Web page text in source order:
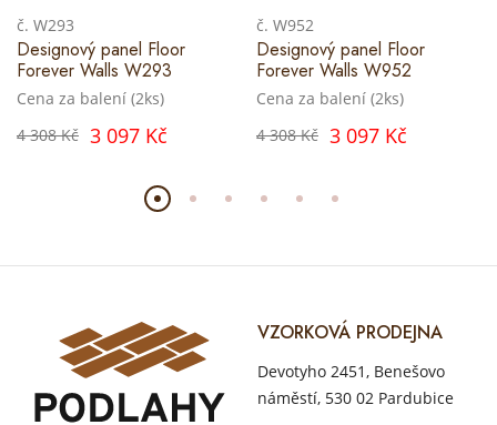
č. W293
Designový panel Floor
Forever Walls W293
Cena za balení (2ks)
4 308 Kč 3 097 Kč
č. W952
Designový panel Floor
Forever Walls W952
Cena za balení (2ks)
4 308 Kč 3 097 Kč
VZORKOVÁ PRODEJNA
Devotyho 2451, Benešovo
náměstí, 530 02 Pardubice